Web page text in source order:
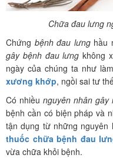
Chữa đau lưng
Chứng bệnh đau lưnghầu
gây bệnh đau lưng không
ngày của chúng ta như
xương khớp, ngồi sai tư
Có nhiều nguyên nhân
bệnh cần có biện pháp và
tận dụng từ những nguyên
thuốc chữa bệnh đau
vừa chữa khỏi bệnh.